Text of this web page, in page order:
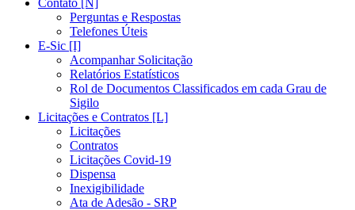
Contato [N]
Perguntas e Respostas
Telefones Úteis
E-Sic [I]
Acompanhar Solicitação
Relatórios Estatísticos
Rol de Documentos Classificados em cada Grau de
Sigilo
Licitações e Contratos [L]
Licitações
Contratos
Licitações Covid-19
Dispensa
Inexigibilidade
Ata de Adesão - SRP